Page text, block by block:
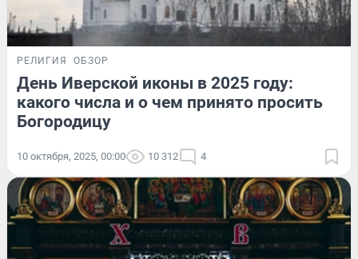
РЕЛИГИЯ ОБЗОР
День Иверской иконы в 2025 году:
какого числа и о чем принято просить
Богородицу
10 октября, 2025, 00:00 10 312 4